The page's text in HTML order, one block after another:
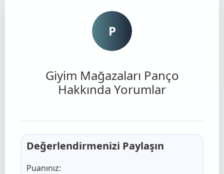
P
Giyim Mağazaları Panço
Hakkında Yorumlar
Değerlendirmenizi Paylaşın
Puanınız: